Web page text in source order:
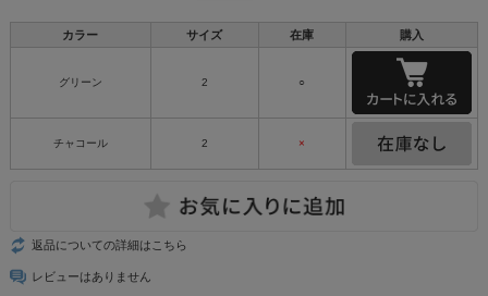
カラー サイズ 在庫 購入
グリーン 2 ○
チャコール 2 ×
返品についての詳細はこちら
レビューはありません